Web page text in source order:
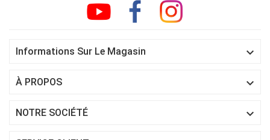
Informations Sur Le Magasin 
À PROPOS 
NOTRE SOCIÉTÉ 